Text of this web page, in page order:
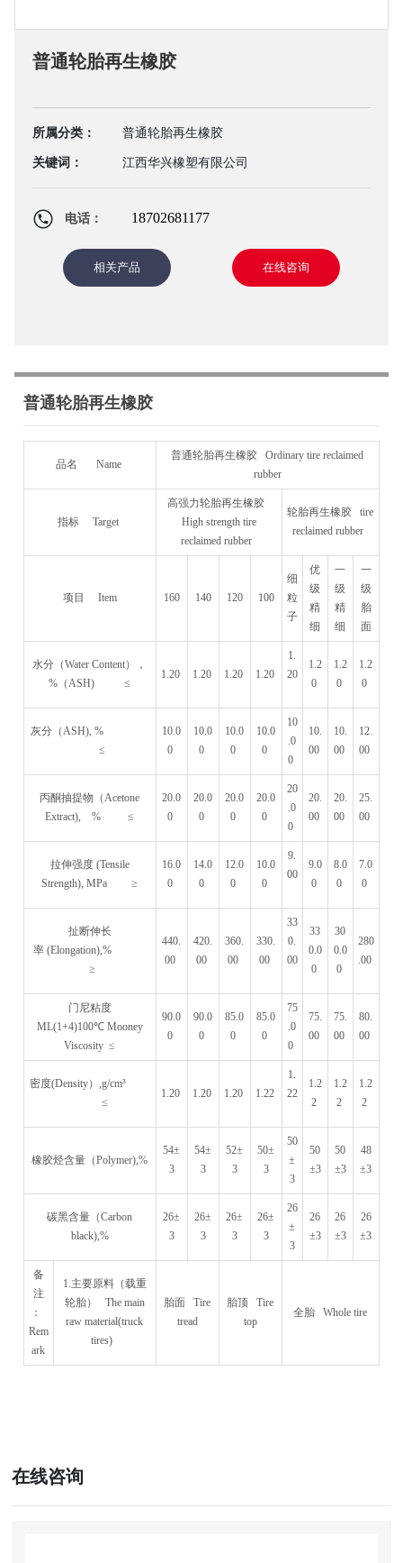
普通轮胎再生橡胶
所属分类： 普通轮胎再生橡胶
关键词： 江西华兴橡塑有限公司
电话： 18702681177
相关产品 在线咨询
普通轮胎再生橡胶
品名 Name
普通轮胎再生橡胶 Ordinary tire reclaimed
rubber
指标 Target
高强力轮胎再生橡胶
High strength tire
reclaimed rubber
轮胎再生橡胶 tire
reclaimed rubber
项目 Item 160 140 120 100
细
粒
子
优
级
精
细
一
级
精
细
一
级
胎
面
水分（Water Content），
%（ASH) ≤
1.20 1.20 1.20 1.20
1.
20
1.2
0
1.2
0
1.2
0
灰分（ASH), %
≤
10.0
0
10.0
0
10.0
0
10.0
0
10
.0
0
10.
00
10.
00
12.
00
丙酮抽提物（Acetone
Extract), % ≤
20.0
0
20.0
0
20.0
0
20.0
0
20
.0
0
20.
00
20.
00
25.
00
拉伸强度 (Tensile
Strength), MPa ≥
16.0
0
14.0
0
12.0
0
10.0
0
9.
00
9.0
0
8.0
0
7.0
0
扯断伸长
率 (Elongation),%
≥
440.
00
420.
00
360.
00
330.
00
33
0.
00
33
0.0
0
30
0.0
0
280
.00
门尼粘度
ML(1+4)100℃ Mooney
Viscosity ≤
90.0
0
90.0
0
85.0
0
85.0
0
75
.0
0
75.
00
75.
00
80.
00
密度(Density）,g/cm³
≤
1.20 1.20 1.20 1.22
1.
22
1.2
2
1.2
2
1.2
2
橡胶烃含量（Polymer),%
54±
3
54±
3
52±
3
50±
3
50
±
3
50
±3
50
±3
48
±3
碳黑含量（Carbon
black),%
26±
3
26±
3
26±
3
26±
3
26
±
3
26
±3
26
±3
26
±3
备
注
：
Rem
ark
1.主要原料（载重
轮胎） The main
raw material(truck
tires)
胎面 Tire
tread
胎顶 Tire
top
全胎 Whole tire
在线咨询